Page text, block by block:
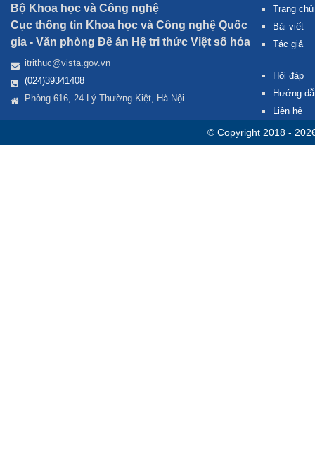
Bộ Khoa học và Công nghệ
Cục thông tin Khoa học và Công nghệ Quốc
gia - Văn phòng Đề án Hệ tri thức Việt số hóa
itrithuc@vista.gov.vn
(024)39341408
Phòng 616, 24 Lý Thường Kiệt, Hà Nội
Trang chủ
Bài viết
Tác giả
Hỏi đáp
Hướng
Liên hệ
© Copyright 2018 -